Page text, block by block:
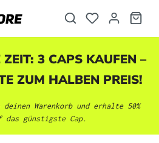
3 CAPS KAUFEN –
ZUM HALBEN PREIS!
Warenkorb und erhalte 50%
das günstigste Cap.